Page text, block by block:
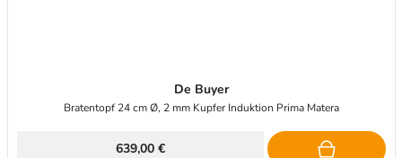
De Buyer
Bratentopf 24 cm Ø, 2 mm Kupfer Induktion Prima Matera
639,00 €